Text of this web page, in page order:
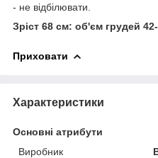
- не відбілювати.
Зріст 68 см: об'єм грудей
Приховати
Характеристики
Основні атрибути
Виробник